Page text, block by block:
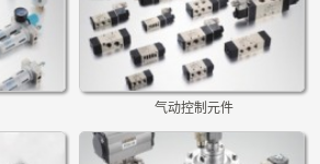
气动控制元件